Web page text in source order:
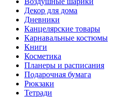
Декор для дома
Дневники
Канцелярские товары
Карнавальные костюмы
Книги
Косметика
Планеры и расписания
Подарочная бумага
Рюкзаки
Тетради